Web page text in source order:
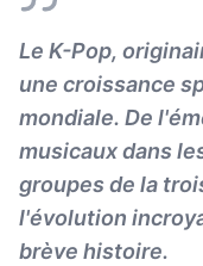
Le K-Pop,
une croissance
mondiale. De
musicaux dans
groupes de la
l'évolution
brève histoire.